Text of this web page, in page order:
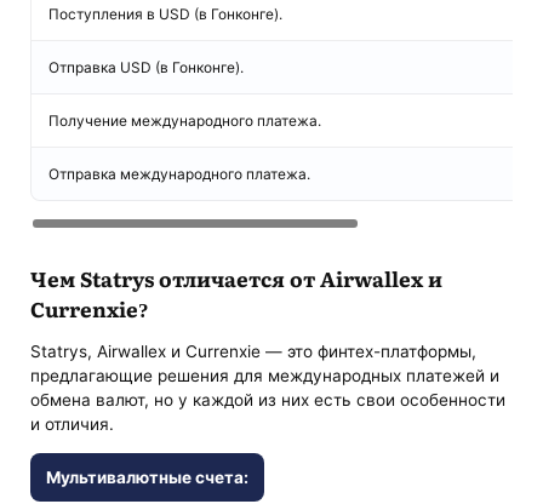
Поступления в USD (в Гонконге).
Отправка USD (в Гонконге).
Получение международного платежа.
Отправка международного платежа.
Чем Statrys отличается от Airwallex и
Currenxie?
Statrys, Airwallex и Currenxie — это финтех-платформы,
предлагающие решения для международных платежей и
обмена валют, но у каждой из них есть свои особенности
и отличия.
Мультивалютные счета: